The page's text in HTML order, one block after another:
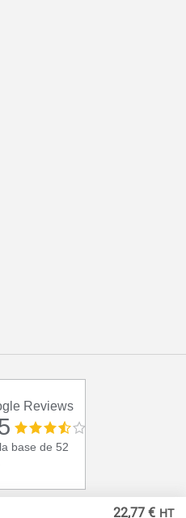
22,77 €
Reviews
base de 52